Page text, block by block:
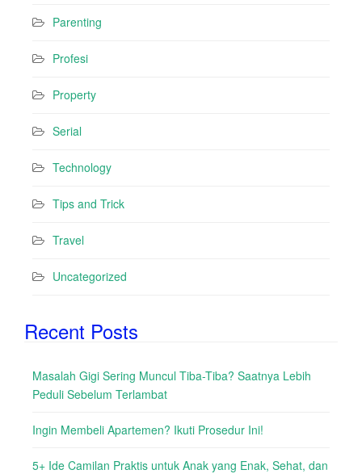
Parenting
Profesi
Property
Serial
Technology
Tips and Trick
Travel
Uncategorized
Recent Posts
Masalah Gigi Sering Muncul Tiba-Tiba? Saatnya Lebih
Peduli Sebelum Terlambat
Ingin Membeli Apartemen? Ikuti Prosedur Ini!
5+ Ide Camilan Praktis untuk Anak yang Enak, Sehat, dan